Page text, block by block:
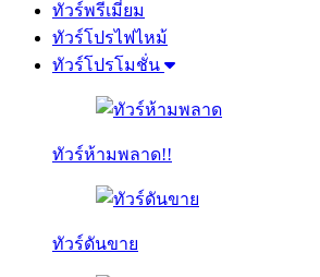
ทัวร์พรีเมี่ยม
ทัวร์โปรไฟไหม้
ทัวร์โปรโมชั่น
ทัวร์ห้ามพลาด!!
ทัวร์ดันขาย